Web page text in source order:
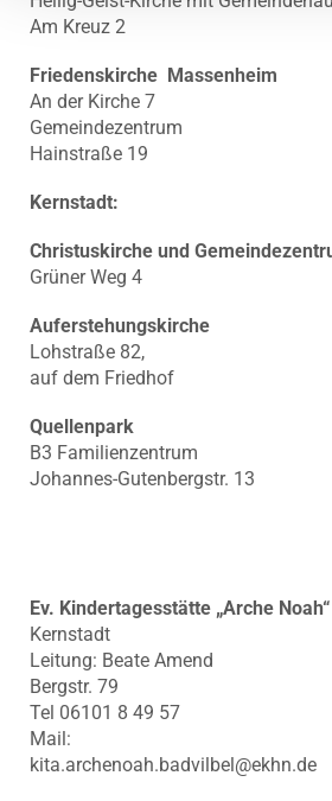
Am Kreuz 2
Friedenskirche Massenheim
An der Kirche 7
Gemeindezentrum
Hainstraße 19
Kernstadt:
Christuskirche und
Grüner Weg 4
Auferstehungskirche
Lohstraße 82,
auf dem Friedhof
Quellenpark
B3 Familienzentrum
Johannes-Gutenbergstr. 13
Ev. Kindertagesstätte „Arche Noah“
Kernstadt
Leitung: Beate Amend
Bergstr. 79
Tel 06101 8 49 57
Mail:
kita.archenoah.badvilbel@ekhn.de